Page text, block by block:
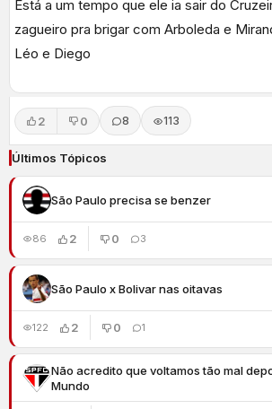
Está a um tempo que ele ia sair do
zagueiro pra brigar com Arboleda e
Léo e Diego
2 0 8 113
Últimos Tópicos
São Paulo precisa se benzer
86 2 0 3
São Paulo x Bolivar nas oitavas
122 2 0 1
Não acredito que voltamos tão mal
Mundo